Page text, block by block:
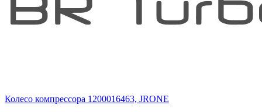
Колесо компрессора 1200016463, JRONE